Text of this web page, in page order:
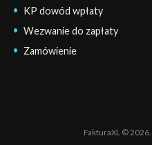
KP dowód wpłaty
Wezwanie do zapłaty
Zamówienie
FakturaXL © 2026.